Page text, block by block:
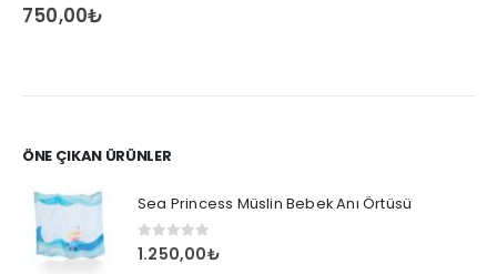
0 out of 5
750,00₺
ÖNE ÇIKAN ÜRÜNLER
Sea Princess Müslin Bebek Anı Örtüsü
0 out of 5
1.250,00₺